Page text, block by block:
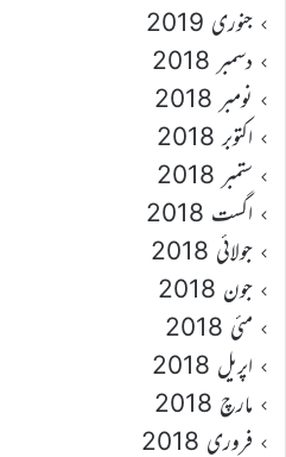
جنوری 2019
دسمبر 2018
نومبر 2018
اکتوبر 2018
ستمبر 2018
اگست 2018
جولائی 2018
جون 2018
مئی 2018
اپریل 2018
مارچ 2018
فروری 2018